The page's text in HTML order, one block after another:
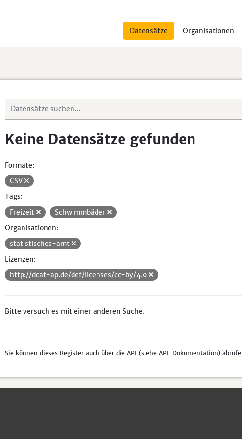
Datensätze Organisationen
Keine Datensätze gefunden
Formate:
CSV
Tags:
Freizeit
Schwimmbäder
Organisationen:
statistisches-amt
Lizenzen:
http://dcat-ap.de/def/licenses/cc-by/4.0
Bitte versuch es mit einer anderen Suche.
Sie können dieses Register auch über die API (siehe API-Dokumentation)